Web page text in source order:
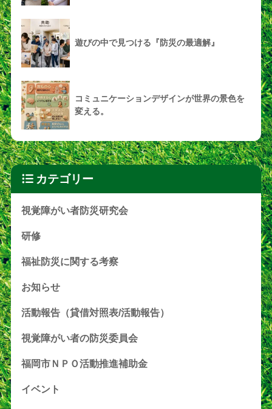
遊びの中で見つける『防災の最適解』
コミュニケーションデザインが世界の景色を
変える。
カテゴリー
視覚障がい者防災研究会
研修
福祉防災に関する考察
お知らせ
活動報告（貸借対照表/活動報告）
視覚障がい者の防災委員会
福岡市ＮＰＯ活動推進補助金
イベント